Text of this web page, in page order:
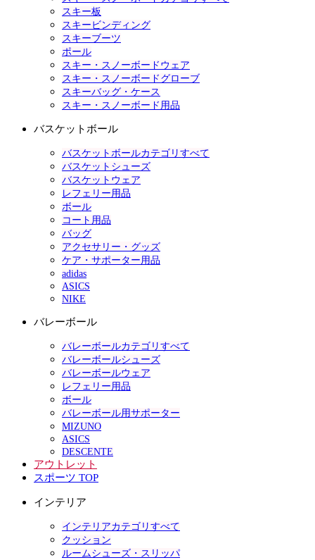
スキー板
スキービンディング
スキーブーツ
ポール
スキー・スノーボードウェア
スキー・スノーボードグローブ
スキーバッグ・ケース
スキー・スノーボード用品
バスケットボール
バスケットボールカテゴリすべて
バスケットシューズ
バスケットウェア
レフェリー用品
ボール
コート用品
バッグ
アクセサリー・グッズ
ケア・サポーター用品
adidas
ASICS
NIKE
バレーボール
バレーボールカテゴリすべて
バレーボールシューズ
バレーボールウェア
レフェリー用品
ボール
バレーボール用サポーター
MIZUNO
ASICS
DESCENTE
アウトレット
スポーツ TOP
インテリア
インテリアカテゴリすべて
クッション
ルームシューズ・スリッパ